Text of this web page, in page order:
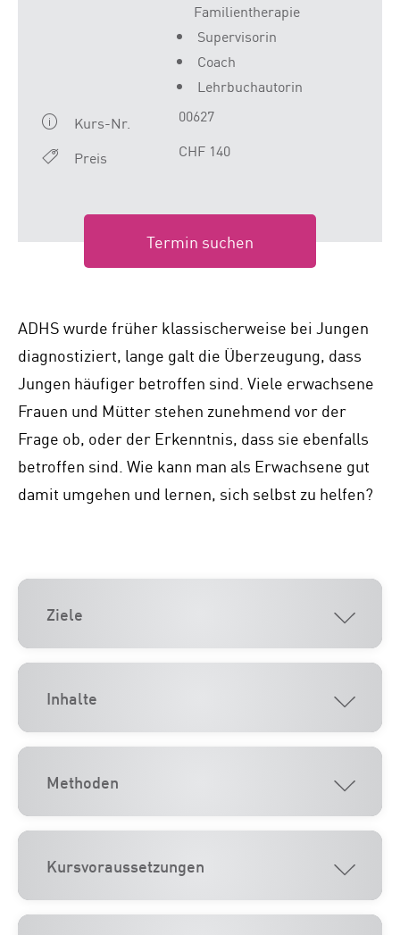
Familientherapie
Supervisorin
Coach
Lehrbuchautorin
Kurs-Nr.
00627
Preis
CHF 140
Termin suchen
ADHS wurde früher klassischerweise bei Jungen
diagnostiziert, lange galt die Überzeugung, dass
Jungen häufiger betroffen sind. Viele erwachsene
Frauen und Mütter stehen zunehmend vor der
Frage ob, oder der Erkenntnis, dass sie ebenfalls
betroffen sind. Wie kann man als Erwachsene gut
damit umgehen und lernen, sich selbst zu helfen?
Ziele
Inhalte
Methoden
Kursvoraussetzungen